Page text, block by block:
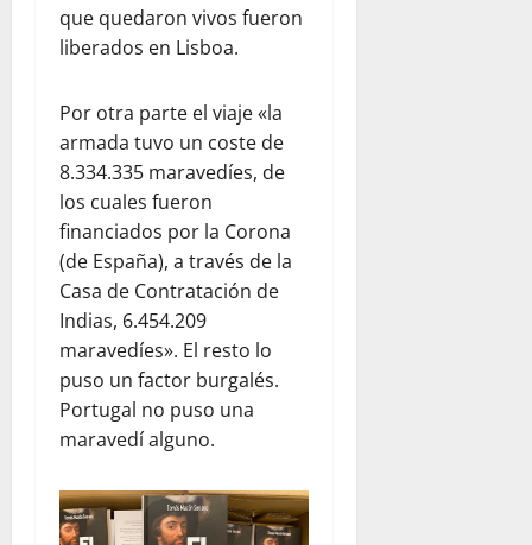
que quedaron vivos fueron
liberados en Lisboa.
Por otra parte el viaje «la
armada tuvo un coste de
8.334.335 maravedíes, de
los cuales fueron
financiados por la Corona
(de España), a través de la
Casa de Contratación de
Indias, 6.454.209
maravedíes». El resto lo
puso un factor burgalés.
Portugal no puso una
maravedí alguno.